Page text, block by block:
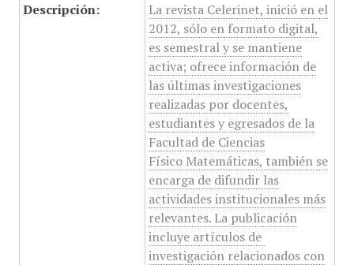
Descripción:
La revista Celerinet, inició en el
2012, sólo en formato digital,
es semestral y se mantiene
activa; ofrece información de
las últimas investigaciones
realizadas por docentes,
estudiantes y egresados de la
Facultad de Ciencias
Físico Matemáticas, también se
encarga de difundir las
actividades institucionales más
relevantes. La publicación
incluye artículos de
investigación relacionados con